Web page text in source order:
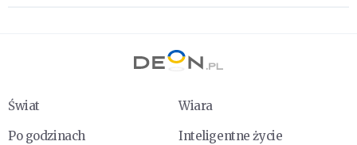
Świat
Wiara
Po godzinach
Inteligentne życie